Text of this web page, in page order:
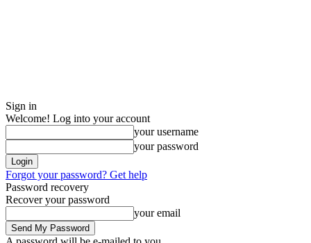
Sign in
Welcome! Log into your account
your username
your password
Forgot your password? Get help
Password recovery
Recover your password
your email